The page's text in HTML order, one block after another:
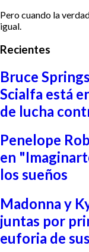
Pero cuando la
igual.
Recientes
Bruce
Scialfa está
de lucha
Penelope
en
los sueños
Madonna y
juntas por
euforia de